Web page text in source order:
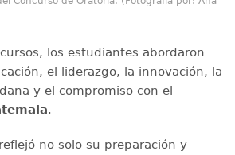
los estudiantes abordaron
el liderazgo, la innovación, la
y el compromiso con el
.
no solo su preparación y